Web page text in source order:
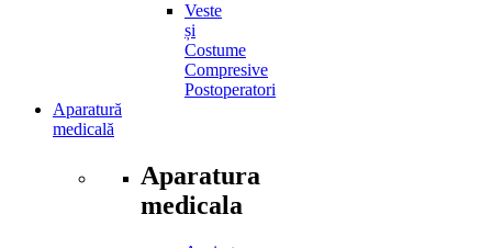
modelatori
Veste
și
Costume
Compresive
Aparatură
Aparatura